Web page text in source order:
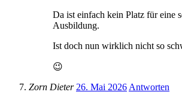
Da ist einfach kein Platz für eine
Ausbildung.
Ist doch nun wirklich nicht so
😉
Zorn Dieter 26. Mai 2026 Antworten